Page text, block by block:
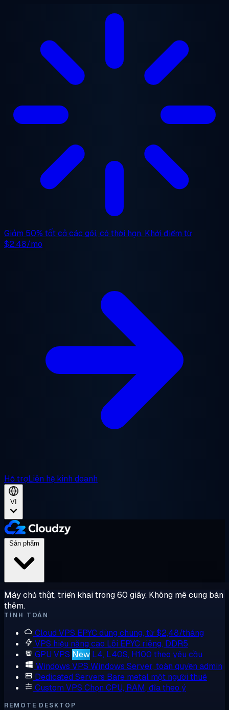
Giảm 50% tất cả các gói, có thời hạn. Khởi điểm từ
$2.48/mo
Hỗ trợLiên hệ kinh doanh
VI
Máy chủ thật, triển khai trong 60 giây. Không mê cung bán
thêm.
TÍNH TOÁN
Cloud VPS EPYC dùng chung, từ $2,48/tháng
VPS hiệu năng cao Lõi EPYC riêng, DDR5
GPU VPS New L4, L40S, H100 theo yêu cầu
Windows VPS Windows Server, toàn quyền admin
Dedicated Servers Bare metal một người thuê
Custom VPS Chọn CPU, RAM, đĩa theo ý
REMOTE DESKTOP